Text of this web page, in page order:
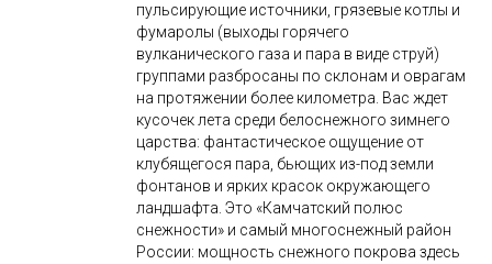
пульсирующие источники, грязевые котлы и
фумаролы (выходы горячего
вулканического газа и пара в виде струй)
группами разбросаны по склонам и оврагам
на протяжении более километра. Вас ждет
кусочек лета среди белоснежного зимнего
царства: фантастическое ощущение от
клубящегося пара, бьющих из-под земли
фонтанов и ярких красок окружающего
ландшафта. Это «Камчатский полюс
снежности» и самый многоснежный район
России: мощность снежного покрова здесь